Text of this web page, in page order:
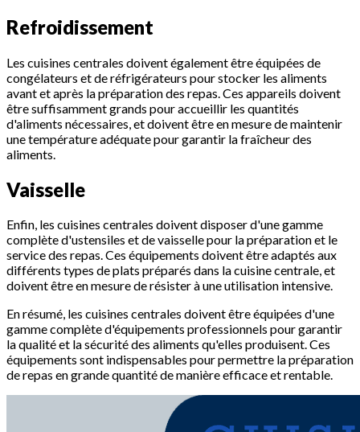
Refroidissement
Les cuisines centrales doivent également être équipées de
congélateurs et de réfrigérateurs pour stocker les aliments
avant et après la préparation des repas. Ces appareils doivent
être suffisamment grands pour accueillir les quantités
d'aliments nécessaires, et doivent être en mesure de maintenir
une température adéquate pour garantir la fraîcheur des
aliments.
Vaisselle
Enfin, les cuisines centrales doivent disposer d'une gamme
complète d'ustensiles et de vaisselle pour la préparation et le
service des repas. Ces équipements doivent être adaptés aux
différents types de plats préparés dans la cuisine centrale, et
doivent être en mesure de résister à une utilisation intensive.
En résumé, les cuisines centrales doivent être équipées d'une
gamme complète d'équipements professionnels pour garantir
la qualité et la sécurité des aliments qu'elles produisent. Ces
équipements sont indispensables pour permettre la préparation
de repas en grande quantité de manière efficace et rentable.